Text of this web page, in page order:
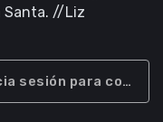
Santa. //Liz
sesión para